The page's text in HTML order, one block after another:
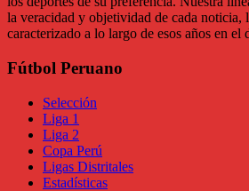
la veracidad y objetividad de cada noticia,
caracterizado a lo largo de esos años en el
Fútbol Peruano
Selección
Liga 1
Liga 2
Copa Perú
Ligas Distritales
Estadísticas